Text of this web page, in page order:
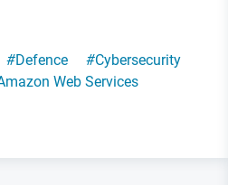
#Defence #Cybersecurity
Web Services